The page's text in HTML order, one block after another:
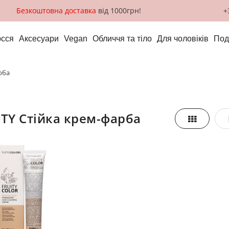
Безкоштовна доставка від 1000грн!
Аксесуари Vegan Обличчя та тіло Для чоловіків
Стійка крем-фарба Таблиця